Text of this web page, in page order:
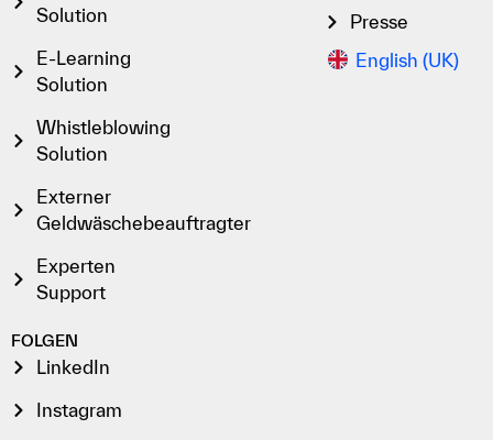
Solution
E-Learning
Solution
Whistleblowing
Solution
Externer
Geldwäschebeauftragter
Experten
Support
Presse
English (UK)
FOLGEN
LinkedIn
Instagram